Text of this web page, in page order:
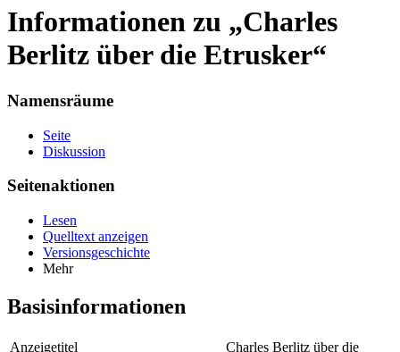
Informationen zu „Charles
Berlitz über die Etrusker“
Namensräume
Seite
Diskussion
Seitenaktionen
Lesen
Quelltext anzeigen
Versionsgeschichte
Mehr
Basisinformationen
Anzeigetitel Charles Berlitz über die